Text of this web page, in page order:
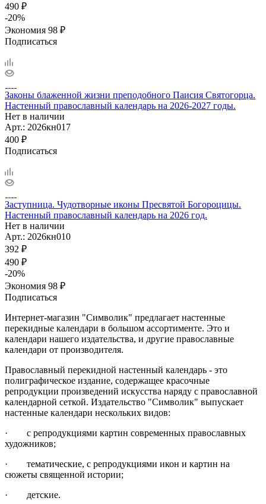
490 ₽
-20%
Экономия 98 ₽
Подписаться
Законы блаженной жизни преподобного Паисия Святогорца.
Настенный православный календарь на 2026-2027 годы.
Нет в наличии
Арт.: 2026кн017
400 ₽
Подписаться
Заступница. Чудотворные иконы Пресвятой Богороцицы.
Настенный православный календарь на 2026 год.
Нет в наличии
Арт.: 2026кн010
392 ₽
490 ₽
-20%
Экономия 98 ₽
Подписаться
Интернет-магазин "Символик" предлагает настенные
перекидные календари в большом ассортименте. Это и
календари нашего издательства, и другие православные
календари от производителя.
Православный перекидной настенный календарь - это
полиграфическое издание, содержащее красочные
репродукции произведений искусства наряду с православной
календарной сеткой. Издательство "Символик" выпускает
настенные календари нескольких видов:
· с репродукциями картин современных православных
художников;
· тематические, с репродукциями икон и картин на
сюжеты священной истории;
· детские.